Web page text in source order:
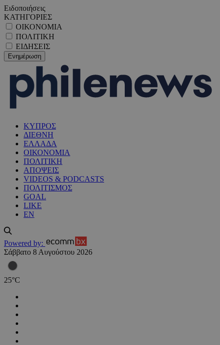
Ειδοποιήσεις
ΚΑΤΗΓΟΡΙΕΣ
ΟΙΚΟΝΟΜΙΑ
ΠΟΛΙΤΙΚΗ
ΕΙΔΗΣΕΙΣ
ΚΥΠΡΟΣ
ΔΙΕΘΝΗ
ΕΛΛΑΔΑ
ΟΙΚΟΝΟΜΙΑ
ΠΟΛΙΤΙΚΗ
ΑΠΟΨΕΙΣ
VIDEOS & PODCASTS
ΠΟΛΙΤΙΣΜΟΣ
GOAL
LIKE
EN
Powered by:
Σάββατο 8 Αυγούστου 2026
25°C